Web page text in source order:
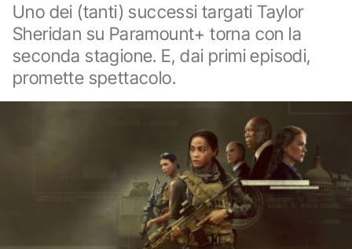
Uno dei (tanti) successi targati Taylor
Sheridan su Paramount+ torna con la
seconda stagione. E, dai primi episodi,
promette spettacolo.